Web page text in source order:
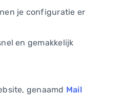
je configuratie er
en gemakkelijk
genaamd Mail